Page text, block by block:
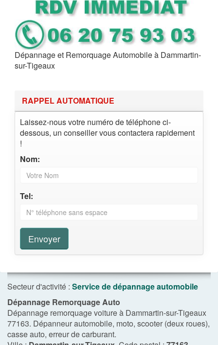
Dépannage et Remorquage Automobile à Dammartin-
sur-Tigeaux
RAPPEL AUTOMATIQUE
Laissez-nous votre numéro de téléphone ci-
dessous, un conseiller vous contactera rapidement
!
Nom:
Tel:
Envoyer
Secteur d'activité : Service de dépannage automobile
Dépannage Remorquage Auto
Dépannage remorquage voiture à Dammartin-sur-Tigeaux
77163. Dépanneur automobile, moto, scooter (deux roues),
casse auto, erreur de carburant.